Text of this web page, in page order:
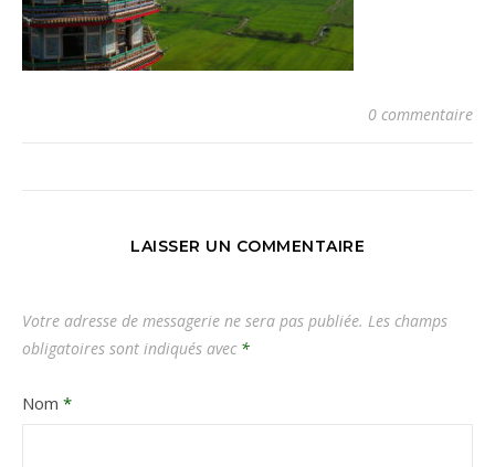
0 commentaire
LAISSER UN COMMENTAIRE
Votre adresse de messagerie ne sera pas publiée. Les champs
obligatoires sont indiqués avec *
Nom *